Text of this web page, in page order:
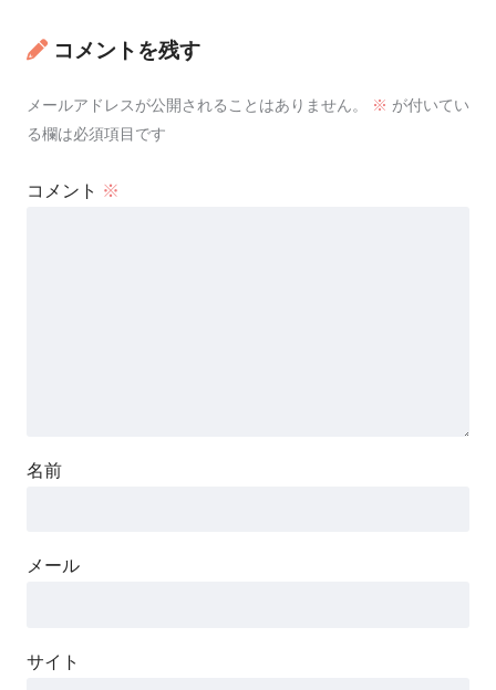
コメントを残す
メールアドレスが公開されることはありません。 ※ が付いてい
る欄は必須項目です
コメント ※
名前
メール
サイト